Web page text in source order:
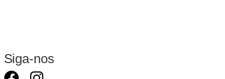
Siga-nos